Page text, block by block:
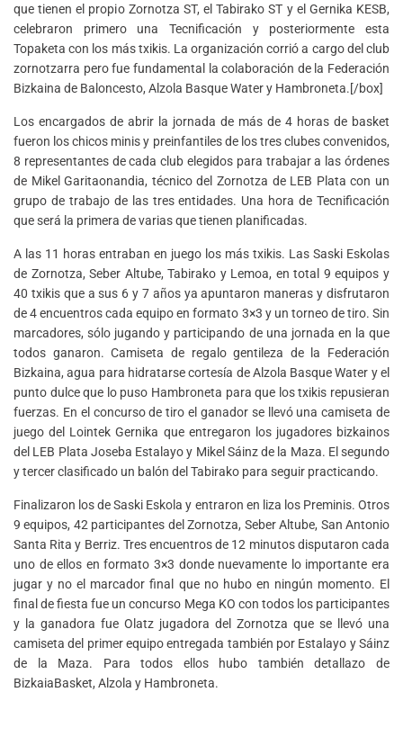
que tienen el propio Zornotza ST, el Tabirako ST y el Gernika KESB,
celebraron primero una Tecnificación y posteriormente esta
Topaketa con los más txikis. La organización corrió a cargo del club
zornotzarra pero fue fundamental la colaboración de la Federación
Bizkaina de Baloncesto, Alzola Basque Water y Hambroneta.[/box]
Los encargados de abrir la jornada de más de 4 horas de basket
fueron los chicos minis y preinfantiles de los tres clubes convenidos,
8 representantes de cada club elegidos para trabajar a las órdenes
de Mikel Garitaonandia, técnico del Zornotza de LEB Plata con un
grupo de trabajo de las tres entidades. Una hora de Tecnificación
que será la primera de varias que tienen planificadas.
A las 11 horas entraban en juego los más txikis. Las Saski Eskolas
de Zornotza, Seber Altube, Tabirako y Lemoa, en total 9 equipos y
40 txikis que a sus 6 y 7 años ya apuntaron maneras y disfrutaron
de 4 encuentros cada equipo en formato 3×3 y un torneo de tiro. Sin
marcadores, sólo jugando y participando de una jornada en la que
todos ganaron. Camiseta de regalo gentileza de la Federación
Bizkaina, agua para hidratarse cortesía de Alzola Basque Water y el
punto dulce que lo puso Hambroneta para que los txikis repusieran
fuerzas. En el concurso de tiro el ganador se llevó una camiseta de
juego del Lointek Gernika que entregaron los jugadores bizkainos
del LEB Plata Joseba Estalayo y Mikel Sáinz de la Maza. El segundo
y tercer clasificado un balón del Tabirako para seguir practicando.
Finalizaron los de Saski Eskola y entraron en liza los Preminis. Otros
9 equipos, 42 participantes del Zornotza, Seber Altube, San Antonio
Santa Rita y Berriz. Tres encuentros de 12 minutos disputaron cada
uno de ellos en formato 3×3 donde nuevamente lo importante era
jugar y no el marcador final que no hubo en ningún momento. El
final de fiesta fue un concurso Mega KO con todos los participantes
y la ganadora fue Olatz jugadora del Zornotza que se llevó una
camiseta del primer equipo entregada también por Estalayo y Sáinz
de la Maza. Para todos ellos hubo también detallazo de
BizkaiaBasket, Alzola y Hambroneta.